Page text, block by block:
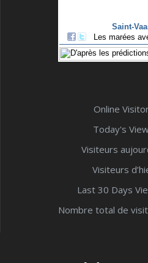
Online
Today's
Visiteurs
Visiteurs
Last 30 Days
Nombre total de